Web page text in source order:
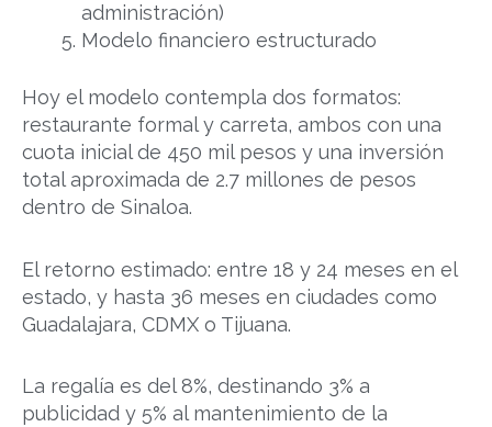
administración)
Modelo financiero estructurado
Hoy el modelo contempla dos formatos:
restaurante formal y carreta, ambos con una
cuota inicial de 450 mil pesos y una inversión
total aproximada de 2.7 millones de pesos
dentro de Sinaloa.
El retorno estimado: entre 18 y 24 meses en el
estado, y hasta 36 meses en ciudades como
Guadalajara, CDMX o Tijuana.
La regalía es del 8%, destinando 3% a
publicidad y 5% al mantenimiento de la